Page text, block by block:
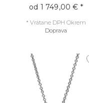
od 1 749,00 € *
* Vrátane DPH Okrem
Doprava